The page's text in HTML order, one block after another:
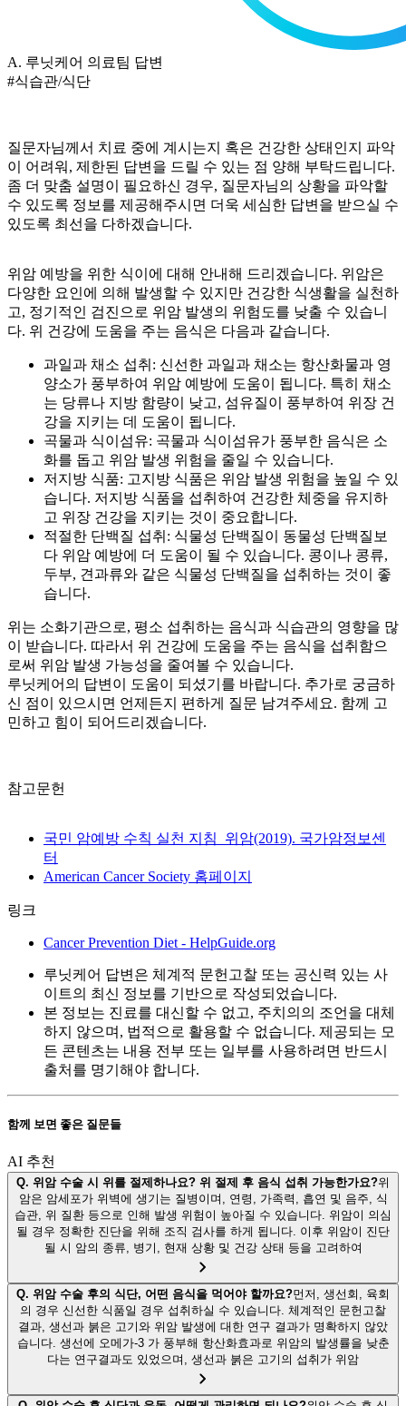
A. 루닛케어 의료팀 답변
#식습관/식단
질문자님께서 치료 중에 계시는지 혹은 건강한 상태인지 파악
이 어려워, 제한된 답변을 드릴 수 있는 점 양해 부탁드립니다.
좀 더 맞춤 설명이 필요하신 경우, 질문자님의 상황을 파악할
수 있도록 정보를 제공해주시면 더욱 세심한 답변을 받으실 수
있도록 최선을 다하겠습니다.
위암 예방을 위한 식이에 대해 안내해 드리겠습니다. 위암은
다양한 요인에 의해 발생할 수 있지만 건강한 식생활을 실천하
고, 정기적인 검진으로 위암 발생의 위험도를 낮출 수 있습니
다. 위 건강에 도움을 주는 음식은 다음과 같습니다.
과일과 채소 섭취: 신선한 과일과 채소는 항산화물과 영
양소가 풍부하여 위암 예방에 도움이 됩니다. 특히 채소
는 당류나 지방 함량이 낮고, 섬유질이 풍부하여 위장 건
강을 지키는 데 도움이 됩니다.
곡물과 식이섬유: 곡물과 식이섬유가 풍부한 음식은 소
화를 돕고 위암 발생 위험을 줄일 수 있습니다.
저지방 식품: 고지방 식품은 위암 발생 위험을 높일 수 있
습니다. 저지방 식품을 섭취하여 건강한 체중을 유지하
고 위장 건강을 지키는 것이 중요합니다.
적절한 단백질 섭취: 식물성 단백질이 동물성 단백질보
다 위암 예방에 더 도움이 될 수 있습니다. 콩이나 콩류,
두부, 견과류와 같은 식물성 단백질을 섭취하는 것이 좋
습니다.
위는 소화기관으로, 평소 섭취하는 음식과 식습관의 영향을 많
이 받습니다. 따라서 위 건강에 도움을 주는 음식을 섭취함으
로써 위암 발생 가능성을 줄여볼 수 있습니다.
루닛케어의 답변이 도움이 되셨기를 바랍니다. 추가로 궁금하
신 점이 있으시면 언제든지 편하게 질문 남겨주세요. 함께 고
민하고 힘이 되어드리겠습니다.
참고문헌
국민 암예방 수칙 실천 지침_위암(2019). 국가암정보센
터
American Cancer Society 홈페이지
링크
Cancer Prevention Diet - HelpGuide.org
루닛케어 답변은 체계적 문헌고찰 또는 공신력 있는 사
이트의 최신 정보를 기반으로 작성되었습니다.
본 정보는 진료를 대신할 수 없고, 주치의의 조언을 대체
하지 않으며, 법적으로 활용할 수 없습니다. 제공되는 모
든 콘텐츠는 내용 전부 또는 일부를 사용하려면 반드시
출처를 명기해야 합니다.
함께 보면 좋은 질문들
AI 추천
Q. 위암 수술 시 위를 절제하나요? 위 절제 후 음식 섭취 가능한가요?위
암은 암세포가 위벽에 생기는 질병이며, 연령, 가족력, 흡연 및 음주, 식
습관, 위 질환 등으로 인해 발생 위험이 높아질 수 있습니다. 위암이 의심
될 경우 정확한 진단을 위해 조직 검사를 하게 됩니다. 이후 위암이 진단
될 시 암의 종류, 병기, 현재 상황 및 건강 상태 등을 고려하여
Q. 위암 수술 후의 식단, 어떤 음식을 먹어야 할까요?먼저, 생선회, 육회
의 경우 신선한 식품일 경우 섭취하실 수 있습니다. 체계적인 문헌고찰
결과, 생선과 붉은 고기와 위암 발생에 대한 연구 결과가 명확하지 않았
습니다. 생선에 오메가-3 가 풍부해 항산화효과로 위암의 발생률을 낮춘
다는 연구결과도 있었으며, 생선과 붉은 고기의 섭취가 위암